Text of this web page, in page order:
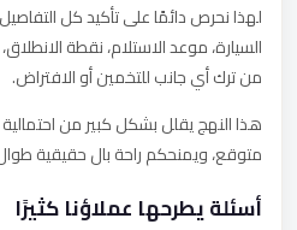
لهذا نحرص دائمًا على تأكيد كل
السيارة، موعد الاستلام، نقطة
من ترك أي جانب للتخمين أو الافتراض.
هذا النهج يقلل بشكل كبير من
متوقع، ويمنحكم راحة بال حقيقية طوال
أسئلة يطرحها عملاؤنا كثيرًا